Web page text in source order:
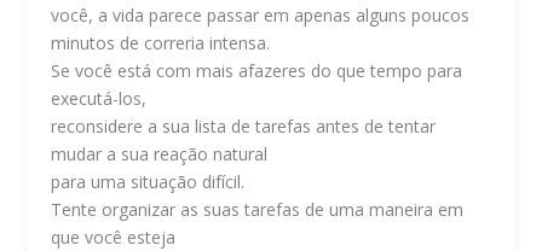
você, a vida parece passar em apenas alguns poucos
minutos de correria intensa.
Se você está com mais afazeres do que tempo para
executá-los,
reconsidere a sua lista de tarefas antes de tentar
mudar a sua reação natural
para uma situação difícil.
Tente organizar as suas tarefas de uma maneira em
que você esteja